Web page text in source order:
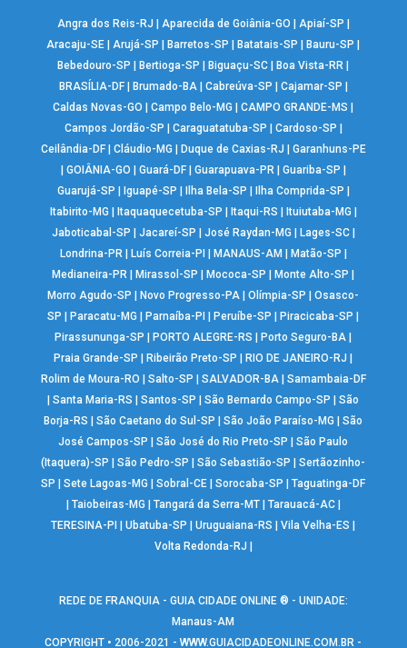
Angra dos Reis-RJ Aparecida de Goiânia-GO Apiaí-SP
Aracaju-SE |Arujá-SP Barretos-SP Batatais-SP Bauru-SP
Bebedouro-SP
Bertioga-SP Biguaçu-SC Boa Vista-RR
BRASÍLIA-DF| Brumado-BA| Cabreúva-SP Cajamar-SP
Caldas Novas-GO
|Campo Belo-MG |CAMPO GRANDE-MS
Campos Jordão-SP
Caraguatatuba-SP Cardoso-SP
Ceilândia-DF| Cláudio-MG Duque de Caxias-RJ
Garanhuns-PE
GOIÂNIA-GO Guará-DF| Guarapuava-PR| Guariba-SP
Guarujá-SP
Iguapé-SP Ilha Bela-SP Ilha Comprida-SP
Itabirito-MG
Itaquaquecetuba-SP Itaqui-RS Ituiutaba-MG
Jaboticabal-SP
Jacareí-SP José Raydan-MG Lages-SC|
Londrina-PR| Luís Correia-PI MANAUS-AM Matão-SP
Medianeira-PR
Mirassol-SP Mococa-SP Monte Alto-SP
Morro Agudo-SP
Novo Progresso-PA |Olímpia-SP |Osasco-
SP
Paracatu-MG Parnaíba-PI Peruíbe-SP Piracicaba-SP
Pirassununga-SP
PORTO ALEGRE-RS Porto Seguro-BA
Praia Grande-SP
Ribeirão Preto-SP RIO DE JANEIRO-RJ
Rolim de Moura-RO
Salto-SP SALVADOR-BA| Samambaia-DF
|Santa Maria-RS |Santos-SP |São Bernardo Campo-SP |São
Borja-RS
|São Caetano do Sul-SP |São João Paraíso-MG |São
José Campos-SP
|São José do Rio Preto-SP |São Paulo
(Itaquera)-SP
|São Pedro-SP |São Sebastião-SP |Sertãozinho-
SP
|Sete Lagoas-MG |Sobral-CE |Sorocaba-SP |Taguatinga-DF
Taiobeiras-MG Tangará da Serra-MT| Tarauacá-AC|
TERESINA-PI
|Ubatuba-SP |Uruguaiana-RS |Vila Velha-ES
Volta Redonda-RJ
REDE DE FRANQUIA - GUIA CIDADE ONLINE ® - UNIDADE:
Manaus-AM
COPYRIGHT • 2006-2021 -WWW.GUIACIDADEONLINE.COM.BR -